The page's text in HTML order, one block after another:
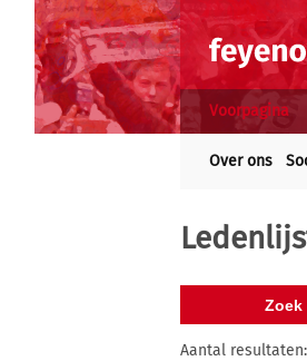
Voorpagina
Over ons
Aantal resultaten: